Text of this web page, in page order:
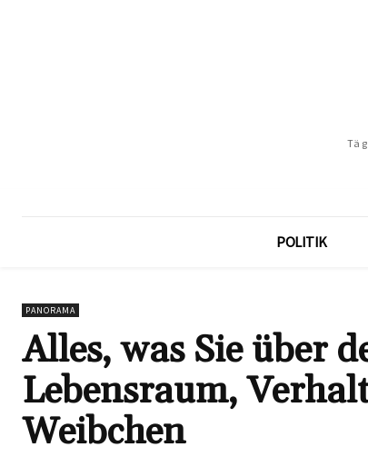
POLITIK
PANORAMA
Alles, was Sie über
Lebensraum,
Weibchen